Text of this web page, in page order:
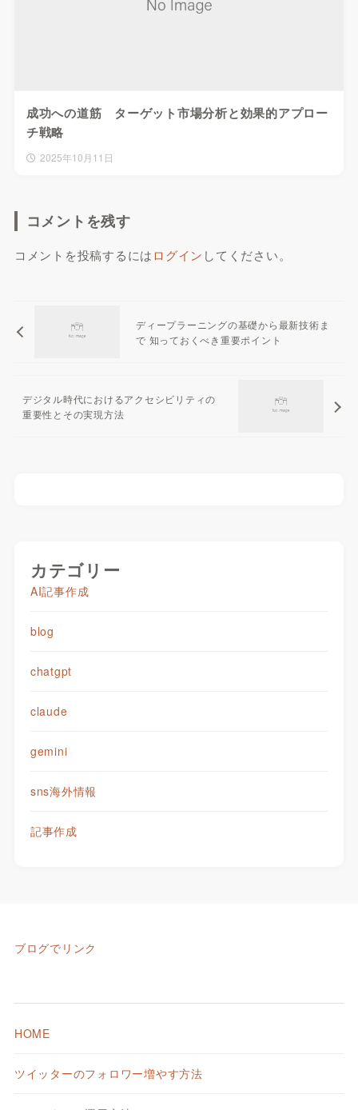
成功への道筋 ターゲット市場分析と効果的アプロー
チ戦略
2025年10月11日
コメントを残す
コメントを投稿するにはログイン してください。
ディープラーニングの基礎から最新技術ま
で 知っておくべき重要ポイント
デジタル時代におけるアクセシビリティの
重要性とその実現方法
カテゴリー
AI記事作成
blog
chatgpt
claude
gemini
sns海外情報
記事作成
ブログでリンク
HOME
ツイッターのフォロワー増やす方法